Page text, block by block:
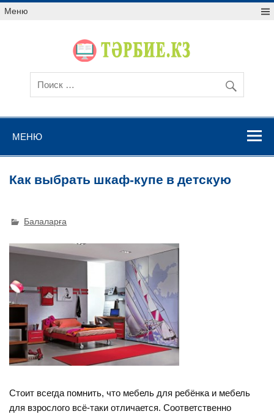
Меню
МЕНЮ
Как выбрать шкаф-купе в детскую
Балаларға
Стоит всегда помнить, что мебель для ребёнка и мебель
для взрослого всё-таки отличается. Соответственно